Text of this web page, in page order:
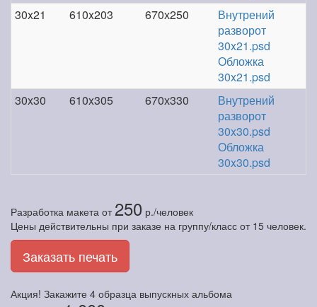
30x21
610x203 670х250
Внутрений
разворот
30x21.psd
Обложка
30x21.psd
30x30
610x305 670х330
Внутрений
разворот
30x30.psd
Обложка
30x30.psd
Разработка макета от 250 р./человек
Цены действительны при заказе на группу/класс от 15 человек.
Заказать печать
Акция! Закажите 4 образца выпускных альбома